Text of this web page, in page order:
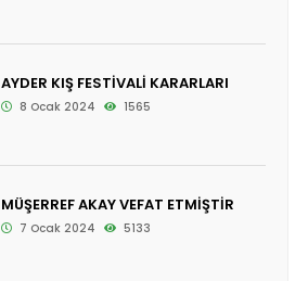
AYDER KIŞ FESTİVALİ KARARLARI
8 Ocak 2024 1565
MÜŞERREF AKAY VEFAT ETMİŞTİR
7 Ocak 2024 5133